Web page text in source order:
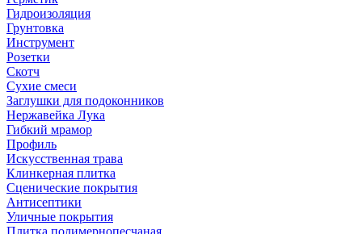
Гидроизоляция
Грунтовка
Инструмент
Розетки
Скотч
Сухие смеси
Заглушки для подоконников
Нержавейка Лука
Гибкий мрамор
Профиль
Искусственная трава
Клинкерная плитка
Сценические покрытия
Антисептики
Уличные покрытия
Плитка полимернопесчаная